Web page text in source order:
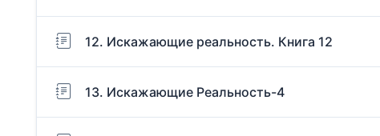
12. Искажающие реальность. Книга 12
13. Искажающие Реальность-4